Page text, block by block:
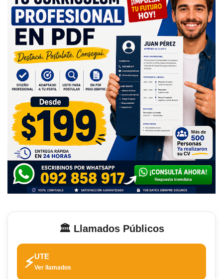
🏛️ Llamados Públicos
⚡UTE
Ver llamados